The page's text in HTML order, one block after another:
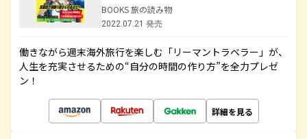
BOOKS 旅の読み物
2022.07.21 発売
働きながら週末海外旅行を楽しむ「リーマントラベラー」が、
人生を充実させるための“自分の時間の作り方”を全力プレゼ
ン！
詳細を見る